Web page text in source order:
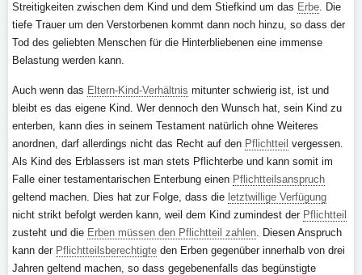
Streitigkeiten zwischen dem Kind und dem Stiefkind um das Erbe. Die
tiefe Trauer um den Verstorbenen kommt dann noch hinzu, so dass der
Tod des geliebten Menschen für die Hinterbliebenen eine immense
Belastung werden kann.
Auch wenn das Eltern-Kind-Verhältnis mitunter schwierig ist, ist und
bleibt es das eigene Kind. Wer dennoch den Wunsch hat, sein Kind zu
enterben, kann dies in seinem Testament natürlich ohne Weiteres
anordnen, darf allerdings nicht das Recht auf den Pflichtteil vergessen.
Als Kind des Erblassers ist man stets Pflichterbe und kann somit im
Falle einer testamentarischen Enterbung einen Pflichtteilsanspruch
geltend machen. Dies hat zur Folge, dass die letztwillige Verfügung
nicht strikt befolgt werden kann, weil dem Kind zumindest der Pflichtteil
zusteht und die Erben müssen den Pflichtteil zahlen. Diesen Anspruch
kann der Pflichtteilsberechtigte den Erben gegenüber innerhalb von drei
Jahren geltend machen, so dass gegebenenfalls das begünstigte